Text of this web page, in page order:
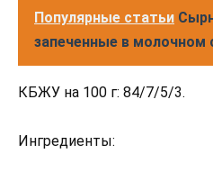
Популярные статьи
запеченные в молочном
КБЖУ на 100 г: 84/7/5/3.
Ингредиенты: